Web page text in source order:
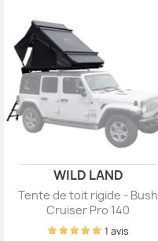
WILD LAND
Tente de toit rigide - Bush
Cruiser Pro 140
1 avis